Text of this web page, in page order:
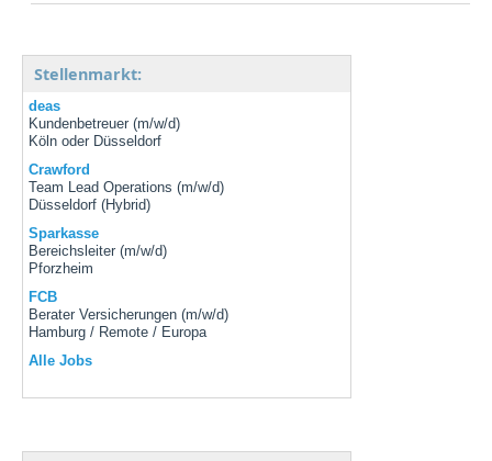
Stellenmarkt:
deas
Kundenbetreuer (m/w/d)
Köln oder Düsseldorf
Crawford
Team Lead Operations (m/w/d)
Düsseldorf (Hybrid)
Sparkasse
Bereichsleiter (m/w/d)
Pforzheim
FCB
Berater Versicherungen (m/w/d)
Hamburg / Remote / Europa
Alle Jobs